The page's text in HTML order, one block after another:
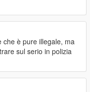
che è pure illegale, ma
sul serio in polizia